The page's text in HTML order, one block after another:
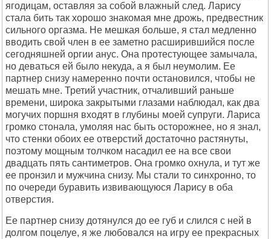
ягодицам, оставляя за собой влажный след. Ларису
стала бить так хорошо знакомая мне дрожь, предвестник
сильного оргазма. Не мешкая больше, я стал медленно
вводить свой член в ее заметно расширившийся после
сегодняшней оргии анус. Она протестующее замычала,
но деваться ей было некуда, а я был неумолим. Ее
партнер снизу намеренно почти остановился, чтобы не
мешать мне. Третий участник, отчаливший раньше
времени, широка закрытыми глазами наблюдал, как два
могучих поршня входят в глубины моей супруги. Лариса
громко стонала, умоляя нас быть осторожнее, но я знал,
что стенки обоих ее отверстий достаточно растянуты,
поэтому мощным толчком насадил ее на все свои
двадцать пять сантиметров. Она громко охнула, и тут же
ее пронзил и мужчина снизу. Мы стали то синхронно, то
по очереди буравить извивающуюся Ларису в оба
отверстия.
Ее партнер снизу дотянулся до ее губ и слился с ней в
долгом поцелуе, я же любовался на игру ее прекрасных